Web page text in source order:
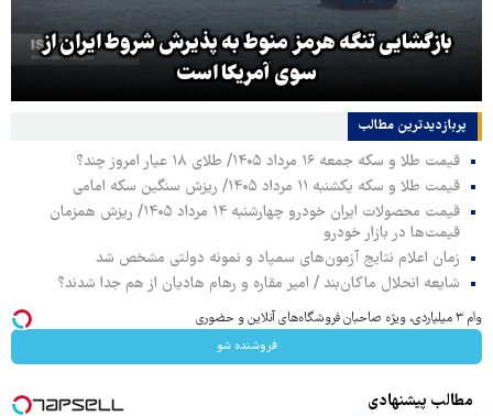
بازگشایی تنگه هرمز منوط به پذیرش شروط ایران از
سوی آمریکا است
پربازدیدترین‌ مطالب
قیمت طلا و سکه جمعه ۱۶ مرداد ۱۴۰۵/ طلای ۱۸ عیار امروز چند؟
قیمت طلا و سکه یکشنبه ۱۱ مرداد ۱۴۰۵/ ریزش سنگین سکه امامی
قیمت محصولات ایران خودرو چهارشنبه ۱۴ مرداد ۱۴۰۵/ ریزش همزمان
قیمت‌ها در بازار خودرو
زمان اعلام نتایج آزمون‌های سمپاد و نمونه دولتی مشخص شد
شایعه انحلال ماکان‌بند / امیر مقاره و رهام هادیان از هم جدا شدند؟
وام ۳ میلیاردی، ویژه صاحبان فروشگاه‌های آنلاین و حضوری
فروشنده شو
مطالب پیشنهادی